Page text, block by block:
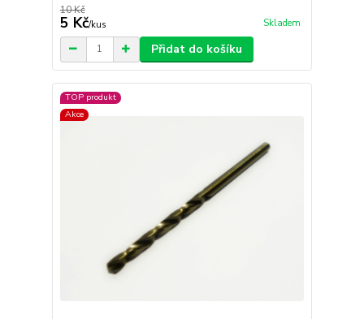
10 Kč
5 Kč/kus Skladem
Přidat do košíku
TOP produkt
Akce